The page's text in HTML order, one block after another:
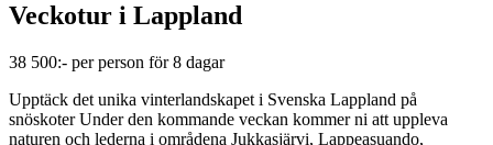
Veckotur i Lappland
38 500:- per person för 8 dagar
Upptäck det unika vinterlandskapet i Svenska Lappland på
snöskoterUnder den kommande veckan kommer ni att uppleva
naturen och lederna i områdena Jukkasjärvi, Lappeasuando,